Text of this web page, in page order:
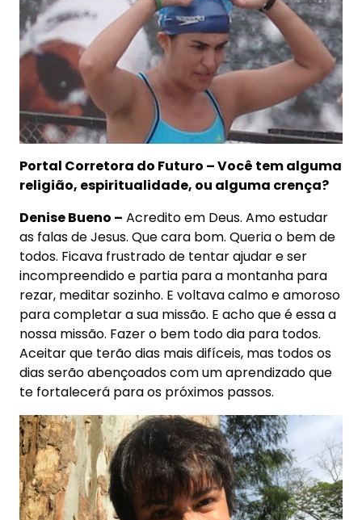
Portal Corretora do Futuro – Você tem alguma
religião, espiritualidade, ou alguma crença?
Denise Bueno – Acredito em Deus. Amo estudar
as falas de Jesus. Que cara bom. Queria o bem de
todos. Ficava frustrado de tentar ajudar e ser
incompreendido e partia para a montanha para
rezar, meditar sozinho. E voltava calmo e amoroso
para completar a sua missão. E acho que é essa a
nossa missão. Fazer o bem todo dia para todos.
Aceitar que terão dias mais difíceis, mas todos os
dias serão abençoados com um aprendizado que
te fortalecerá para os próximos passos.